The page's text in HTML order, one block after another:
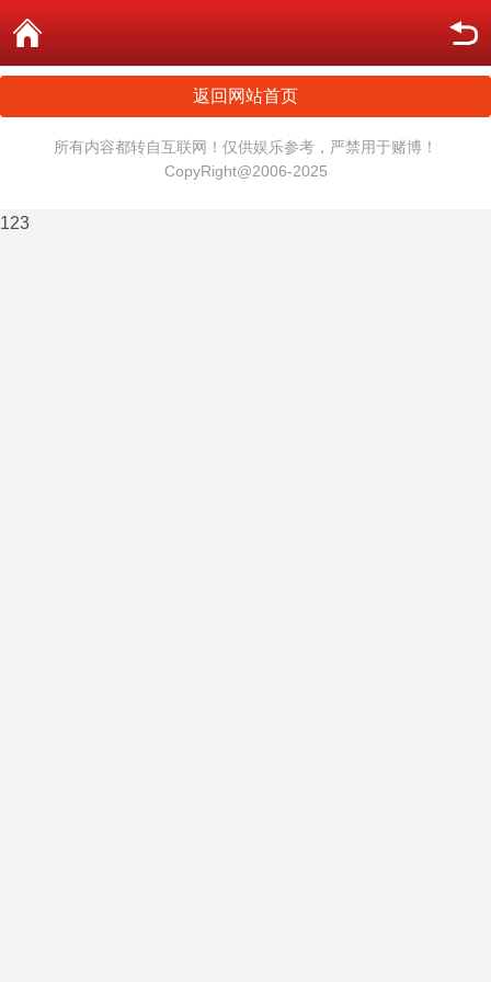
返回网站首页
所有内容都转自互联网！仅供娱乐参考，严禁用于赌博！
CopyRight@2006-2025
123